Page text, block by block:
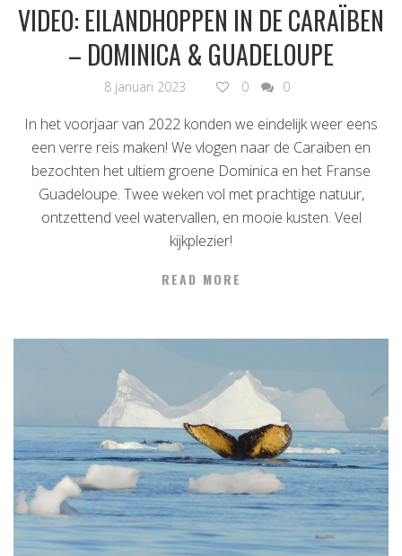
VIDEO: EILANDHOPPEN IN DE CARAÏBEN
– DOMINICA & GUADELOUPE
8 januari 2023 0 0
In het voorjaar van 2022 konden we eindelijk weer eens
een verre reis maken! We vlogen naar de Caraïben en
bezochten het ultiem groene Dominica en het Franse
Guadeloupe. Twee weken vol met prachtige natuur,
ontzettend veel watervallen, en mooie kusten. Veel
kijkplezier!
READ MORE